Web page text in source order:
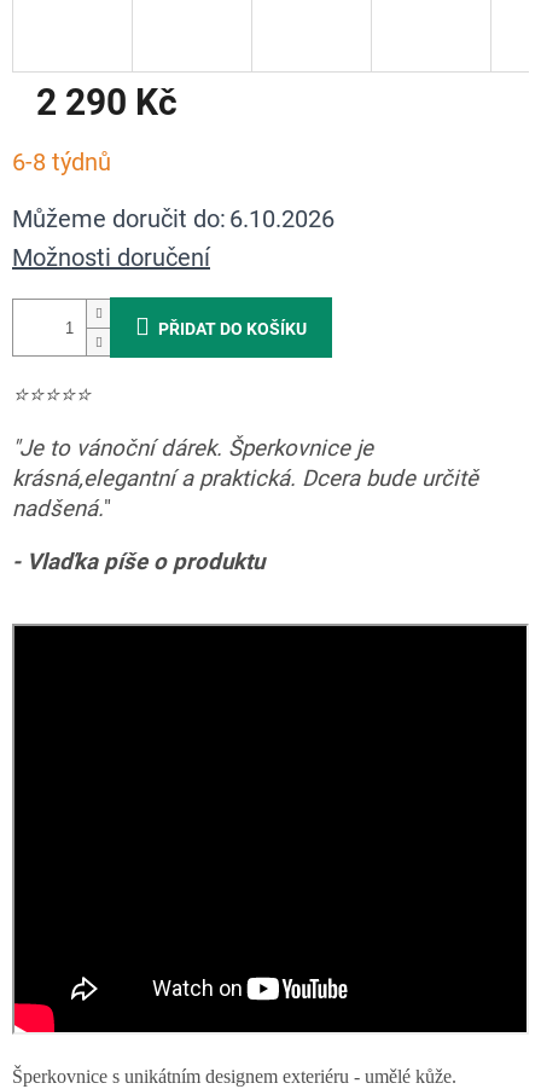
2 290 Kč
cena:
6-8 týdnů
Můžeme doručit do: 6.10.2026
Možnosti doručení
PŘIDAT DO KOŠÍKU
⭐️⭐️⭐️⭐️⭐️
"Je to vánoční dárek. Šperkovnice je
krásná,elegantní a praktická. Dcera bude určitě
nadšená."
- Vlaďka píše o produktu
Šperkovnice s unikátním designem exteriéru - umělé kůže.